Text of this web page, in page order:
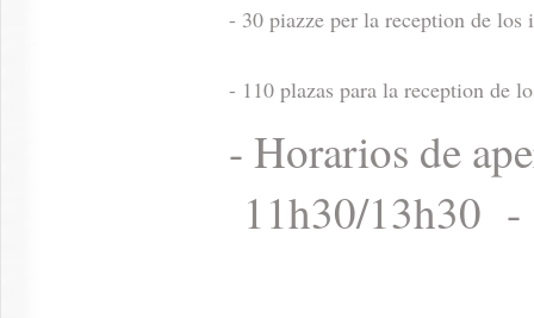
- 30 piazze per la reception de
- 110 plazas para la reception de
- Horarios de
11h30/13h30